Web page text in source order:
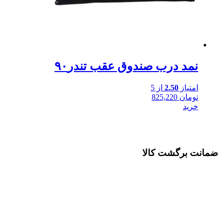
نمد درب صندوق عقب تندر۹۰
امتیاز 2.50 از 5
تومان
خرید
ضمانت برگشت کالا